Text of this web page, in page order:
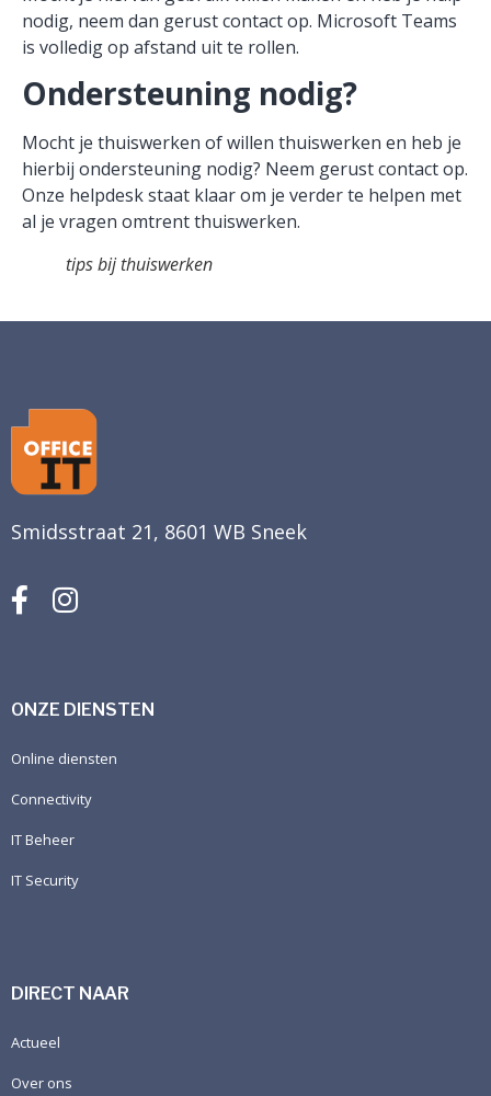
nodig, neem dan gerust contact op. Microsoft Teams
is volledig op afstand uit te rollen.
Ondersteuning nodig?
Mocht je thuiswerken of willen thuiswerken en heb je
hierbij ondersteuning nodig? Neem gerust contact op.
Onze helpdesk staat klaar om je verder te helpen met
al je vragen omtrent thuiswerken.
tips bij thuiswerken
Smidsstraat 21, 8601 WB Sneek
ONZE DIENSTEN
Online diensten
Connectivity
IT Beheer
IT Security
DIRECT NAAR
Actueel
Over ons